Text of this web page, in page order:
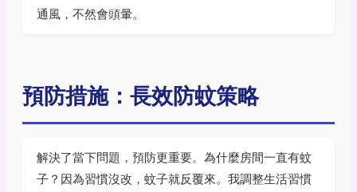
通風，不然會頭暈。
預防措施：長效防蚊策略
解決了當下問題，預防更重要。為什麼房間一直有蚊
子？因為習慣沒改，蚊子就反覆來。我調整生活習慣